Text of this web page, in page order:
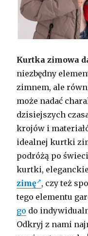
Kurtka zimowa
niezbędny
zimnem, ale
może nadać
dzisiejszych
krojów i
idealnej kurtki
podróżą po
kurtki,
zimę , czy też
tego elementu
go do
Odkryj z nami